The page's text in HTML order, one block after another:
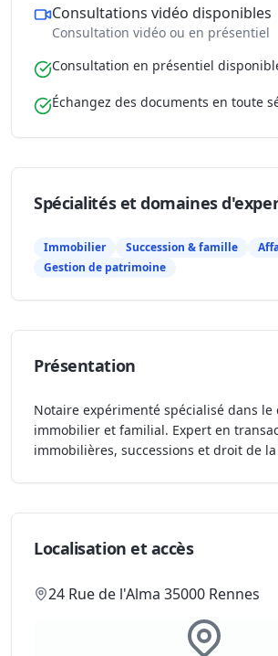
Consultations vidéo disponibles
Consultation vidéo ou en présentiel
Consultation en présentiel
Échangez des documents en toute
Spécialités et domaines
Immobilier Succession & famille
Gestion de patrimoine
Présentation
Notaire expérimenté spécialisé dans le
immobilier et familial. Expert en
immobilières, successions et droit de
Localisation et accès
24 Rue de l'Alma 35000 Rennes